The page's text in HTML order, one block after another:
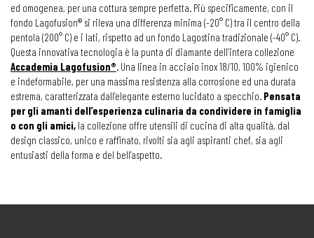
ed omogenea, per una cottura sempre perfetta. Più specificamente, con il
fondo Lagofusion® si rileva una differenza minima (-20° C) tra il centro della
pentola (200° C) e i lati, rispetto ad un fondo Lagostina tradizionale (-40° C).
Questa innovativa tecnologia è la punta di diamante dell’intera collezione
Accademia Lagofusion®. Una linea in acciaio inox 18/10, 100% igienico
e indeformabile, per una massima resistenza alla corrosione ed una durata
estrema, caratterizzata dall’elegante esterno lucidato a specchio. Pensata
per gli amanti dell’esperienza culinaria da condividere in famiglia
o con gli amici, la collezione offre utensili di cucina di alta qualità, dal
design classico, unico e raffinato, rivolti sia agli aspiranti chef, sia agli
entusiasti della forma e del bell’aspetto.